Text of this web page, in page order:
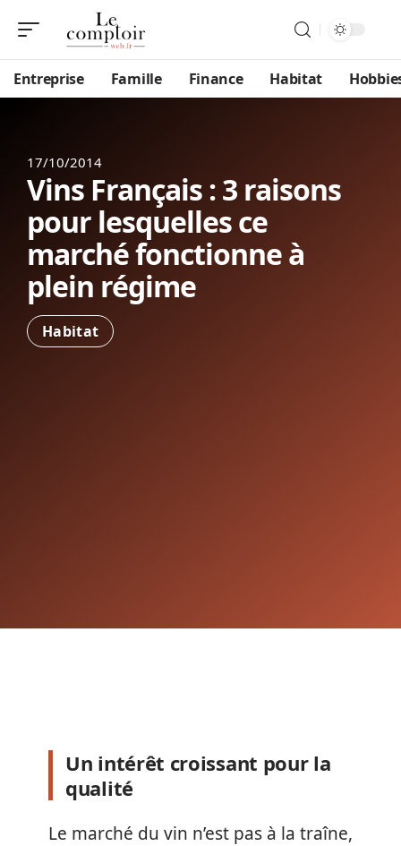
Entreprise Famille Finance Habitat
17/10/2014
Vins Français : 3 raisons
pour lesquelles ce
marché fonctionne à
plein régime
Habitat
Un intérêt croissant pour la
qualité
Le marché du vin n’est pas à la traîne,